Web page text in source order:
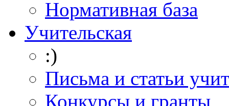
Нормативная база
Учительская
:)
Письма и статьи
Конкурсы и гранты